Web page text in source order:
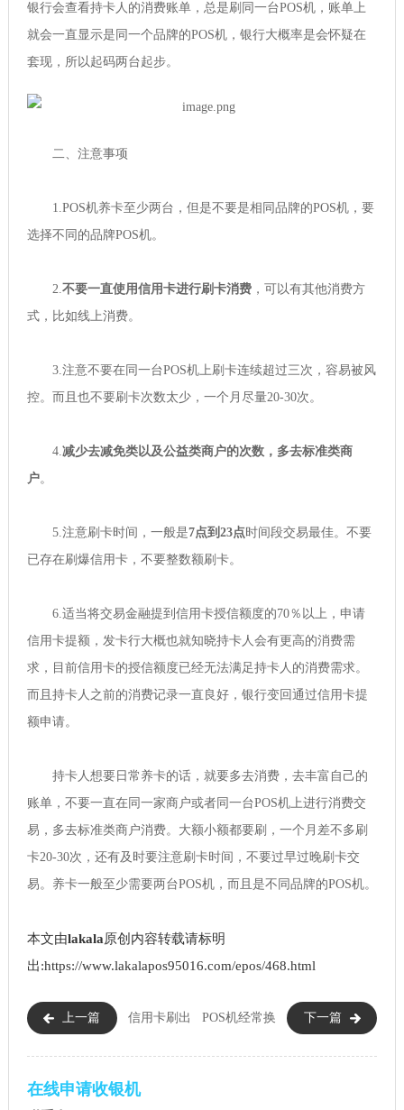
银行会查看持卡人的消费账单，总是刷同一台POS机，账单上
就会一直显示是同一个品牌的POS机，银行大概率是会怀疑在
套现，所以起码两台起步。
二、注意事项
1.POS机养卡至少两台，但是不要是相同品牌的POS机，要
选择不同的品牌POS机。
2.不要一直使用信用卡进行刷卡消费，可以有其他消费方
式，比如线上消费。
3.注意不要在同一台POS机上刷卡连续超过三次，容易被风
控。而且也不要刷卡次数太少，一个月尽量20-30次。
4.减少去减免类以及公益类商户的次数，多去标准类商
户。
5.注意刷卡时间，一般是7点到23点时间段交易最佳。不要
已存在刷爆信用卡，不要整数额刷卡。
6.适当将交易金融提到信用卡授信额度的70％以上，申请
信用卡提额，发卡行大概也就知晓持卡人会有更高的消费需
求，目前信用卡的授信额度已经无法满足持卡人的消费需求。
而且持卡人之前的消费记录一直良好，银行变回通过信用卡提
额申请。
持卡人想要日常养卡的话，就要多去消费，去丰富自己的
账单，不要一直在同一家商户或者同一台POS机上进行消费交
易，多去标准类商户消费。大额小额都要刷，一个月差不多刷
卡20-30次，还有及时要注意刷卡时间，不要过早过晚刷卡交
易。养卡一般至少需要两台POS机，而且是不同品牌的POS机。
本文由lakala原创内容转载请标明
出:https://www.lakalapos95016.com/epos/468.html
上一篇 信用卡刷出
刷后还款有影响吗）
下一篇
POS机经常换
在线申请收银机